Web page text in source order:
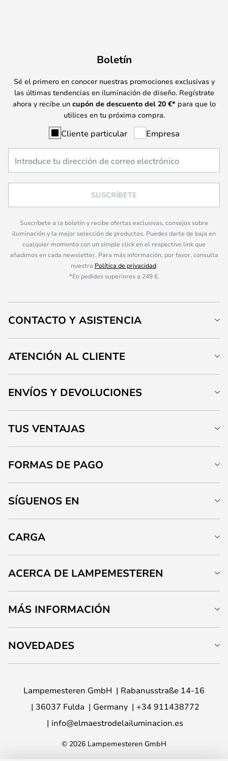
Boletín
Sé el primero en conocer nuestras promociones exclusivas y
las últimas tendencias en iluminación de diseño. Regístrate
ahora y recibe un cupón de descuento del 20 €* para que lo
utilices en tu próxima compra.
Cliente particular Empresa
SUSCRÍBETE
Suscríbete a la boletín y recibe ofertas exclusivas, consejos sobre
iluminación y la mejor selección de productos. Puedes darte de baja en
cualquier momento con un simple click en el respectivo link que
añadimos en cada newsletter. Para más información, por favor, consulta
nuestra Política de privacidad.
*En pedidos superiores a 249 €.
CONTACTO Y ASISTENCIA
ATENCIÓN AL CLIENTE
ENVÍOS Y DEVOLUCIONES
TUS VENTAJAS
FORMAS DE PAGO
SÍGUENOS EN
CARGA
ACERCA DE LAMPEMESTEREN
MÁS INFORMACIÓN
NOVEDADES
Lampemesteren GmbH
Rabanusstraße 14-16
36037 Fulda
Germany
+34 911438772
info@elmaestrodelailuminacion.es
© 2026 Lampemesteren GmbH